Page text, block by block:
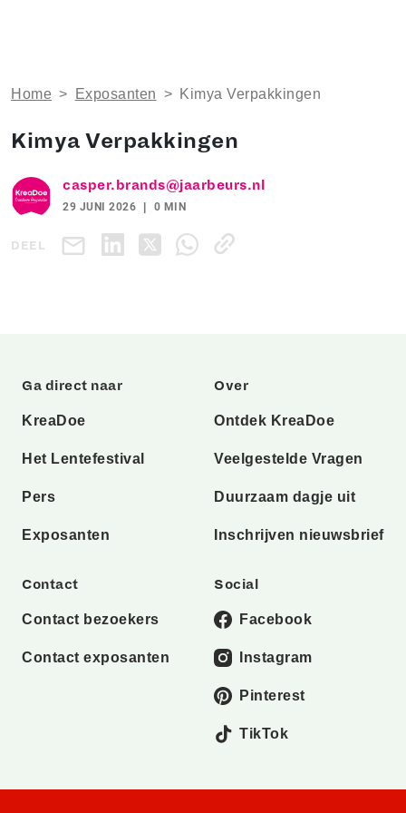
Home > Exposanten > Kimya Verpakkingen
Kimya Verpakkingen
casper.brands@jaarbeurs.nl
29 JUNI 2026 0 MIN
DEEL
Ga direct naar
KreaDoe
Het Lentefestival
Pers
Exposanten
Over
Ontdek KreaDoe
Veelgestelde Vragen
Duurzaam dagje uit
Inschrijven nieuwsbrief
Contact
Contact bezoekers
Contact exposanten
Social
Facebook
Instagram
Pinterest
TikTok